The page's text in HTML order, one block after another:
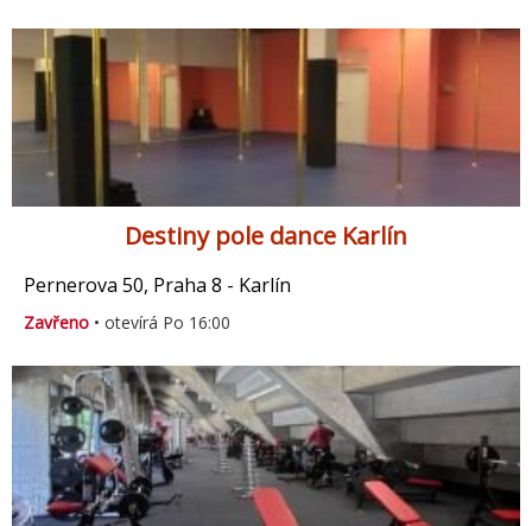
Destiny pole dance Karlín
Pernerova 50, Praha 8 - Karlín
Zavřeno • otevírá Po 16:00